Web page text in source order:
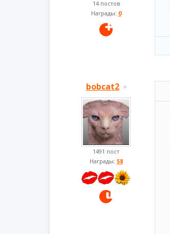
14 постов
Награды: 0
bobcat2
1491 пост
Награды: 58